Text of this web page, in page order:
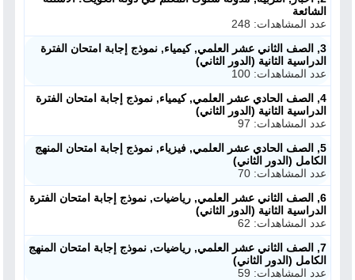
الشائعة
عدد المشاهدات: 248
3, الصف الثاني عشر العلمي, كيمياء, نموذج إجابة امتحان الفترة
الدراسية الثانية (الدور الثاني)
عدد المشاهدات: 100
4, الصف الحادي عشر العلمي, كيمياء, نموذج إجابة امتحان الفترة
الدراسية الثانية (الدور الثاني)
عدد المشاهدات: 97
5, الصف الحادي عشر العلمي, فيزياء, نموذج إجابة امتحان المنهج
الكامل (الدور الثاني)
عدد المشاهدات: 70
6, الصف الثاني عشر العلمي, رياضيات, نموذج إجابة امتحان الفترة
الدراسية الثانية (الدور الثاني)
عدد المشاهدات: 62
7, الصف الثاني عشر العلمي, رياضيات, نموذج إجابة امتحان المنهج
الكامل (الدور الثاني)
عدد المشاهدات: 59